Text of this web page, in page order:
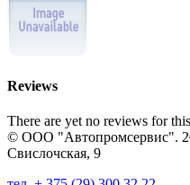
Reviews
There are yet no reviews for
© ООО "Автопромсервис".
Свислочская, 9